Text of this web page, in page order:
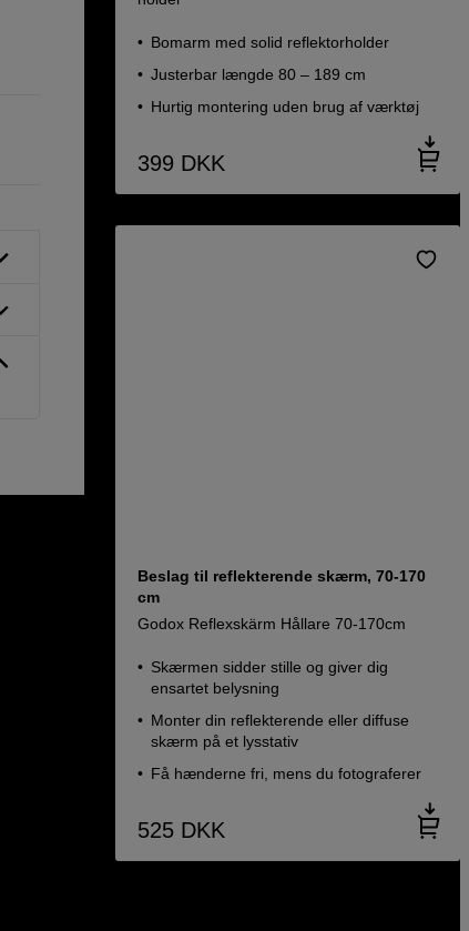
Bomarm med solid reflektorholder
Justerbar længde 80 – 189 cm
Hurtig montering uden brug af værktøj
399 DKK
Beslag til reflekterende skærm, 70-170
cm
Godox Reflexskärm Hållare 70-170cm
Skærmen sidder stille og giver dig
ensartet belysning
Monter din reflekterende eller diffuse
skærm på et lysstativ
Få hænderne fri, mens du fotograferer
525 DKK